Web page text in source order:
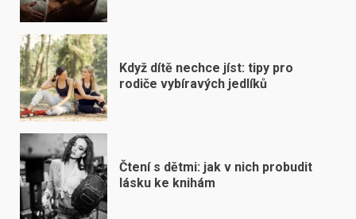
Když dítě nechce jíst: tipy pro
rodiče vybíravých jedlíků
Čtení s dětmi: jak v nich probudit
lásku ke knihám